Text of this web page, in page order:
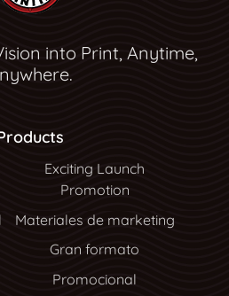
into Print, Anytime,
Exciting Launch
Promotion
Materiales de marketing
Gran formato
Promocional